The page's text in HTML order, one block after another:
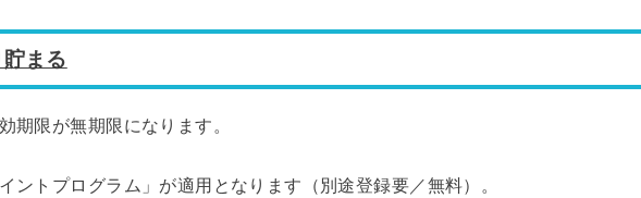
まる
期限が無期限になります。
ントプログラム」が適用となります（別途登録要／無料）。